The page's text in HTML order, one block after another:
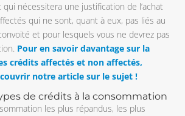
nécessitera une justification de l’achat
qui ne sont, quant à eux, pas liés au
et pour lesquels vous ne devrez pas
Pour en savoir davantage sur la
crédits affectés et non affectés,
notre article sur le sujet !
de crédits à la consommation
les plus répandus, les plus